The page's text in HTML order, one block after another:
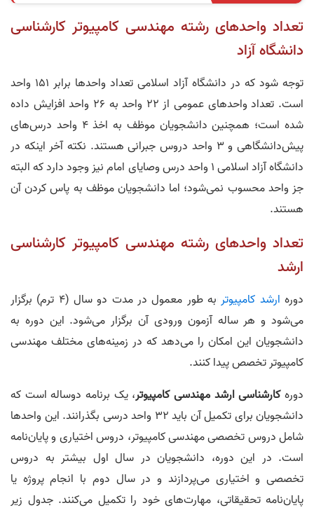
تعداد واحد‌های رشته مهندسی کامپیوتر کارشناسی
دانشگاه آزاد
توجه شود که در دانشگاه آزاد اسلامی تعداد واحد‌ها برابر 151 واحد
است. تعداد واحد‌های عمومی از 22 واحد به 26 واحد افزایش داده
شده است؛ همچنین دانشجویان موظف به اخذ 4 واحد درس‌های
پیش‌دانشگاهی و 3 واحد دروس جبرانی هستند. نکته آخر اینکه در
دانشگاه آزاد اسلامی 1 واحد درس وصایای امام نیز وجود دارد که البته
جز واحد محسوب نمی‌‎شود؛ اما دانشجویان موظف به پاس کردن آن
هستند.
تعداد واحد‌های رشته مهندسی کامپیوتر کارشناسی
ارشد
دوره ارشد کامپیوتر
به طور معمول در مدت دو سال (۴ ترم) برگزار
می‌شود و هر ساله آزمون ورودی آن برگزار می‌شود. این دوره به
دانشجویان این امکان را می‌دهد که در زمینه‌های مختلف مهندسی
کامپیوتر تخصص پیدا کنند.
دورهکارشناسی ارشد مهندسی کامپیوتر، یک برنامه دو‌ساله است که
دانشجویان برای تکمیل آن باید ۳۲ واحد درسی بگذرانند. این واحدها
شامل دروس تخصصی مهندسی کامپیوتر، دروس اختیاری و پایان‌نامه
است. در این دوره، دانشجویان در سال اول بیشتر به دروس
تخصصی و اختیاری می‌پردازند و در سال دوم با انجام پروژه یا
پایان‌نامه تحقیقاتی، مهارت‌های خود را تکمیل می‌کنند. جدول زیر